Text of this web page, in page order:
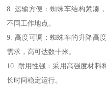
8. 运输方便：蜘蛛车结构紧凑
不同工作地点。
9. 高度可调：蜘蛛车的升降高
需求，高可达数十米。
10. 耐用性强：采用高强度材料
长时间稳定运行。